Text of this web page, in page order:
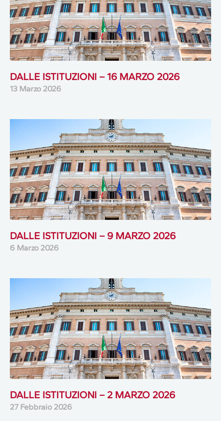
DALLE ISTITUZIONI – 16 MARZO 2026
13 Marzo 2026
DALLE ISTITUZIONI – 9 MARZO 2026
6 Marzo 2026
DALLE ISTITUZIONI – 2 MARZO 2026
27 Febbraio 2026